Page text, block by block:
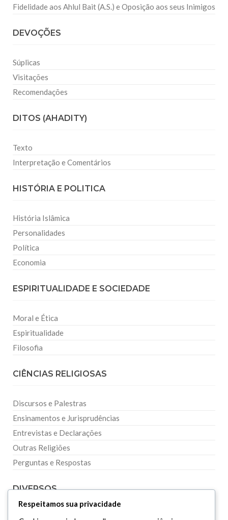
Fidelidade aos Ahlul Bait (A.S.) e Oposição aos seus Inimigos
DEVOÇÕES
Súplicas
Visitações
Recomendações
DITOS (AHADITY)
Texto
Interpretação e Comentários
HISTÓRIA E POLITICA
História Islâmica
Personalidades
Política
Economia
ESPIRITUALIDADE E SOCIEDADE
Moral e Ética
Espiritualidade
Filosofia
CIÊNCIAS RELIGIOSAS
Discursos e Palestras
Ensinamentos e Jurisprudências
Entrevistas e Declarações
Outras Religiões
Perguntas e Respostas
DIVERSOS
Curiosidades
Respeitamos sua privacidade